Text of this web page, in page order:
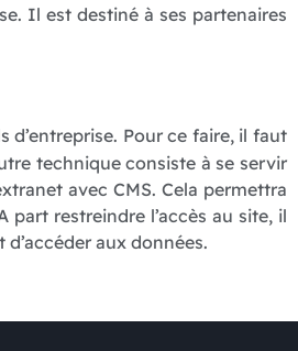
Il est destiné à ses partenaires
Pour ce faire, il faut
technique consiste à se servir
avec CMS. Cela permettra
restreindre l’accès au site, il
aux données.